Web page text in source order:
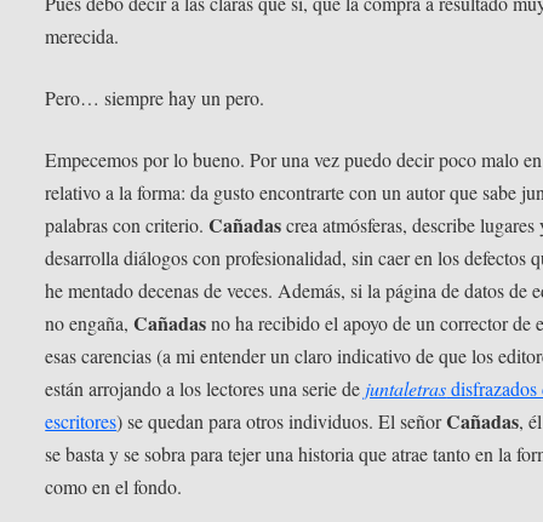
merecida.
Pero… siempre hay un pero.
Empecemos por lo bueno. Por una vez puedo decir poco malo
relativo a la forma: da gusto encontrarte con un autor que sabe
palabras con criterio.Cañadascrea atmósferas, describe lugares
desarrolla diálogos con profesionalidad, sin caer en los defectos
he mentado decenas de veces. Además, si la página de datos de
no engaña,Cañadasno ha recibido el apoyo de un corrector de
esas carencias (a mi entender un claro indicativo de que los
están arrojando a los lectores una serie de juntaletrasdisfrazados
escritores) se quedan para otros individuos. El señorCañadas,
se basta y se sobra para tejer una historia que atrae tanto en la
como en el fondo.